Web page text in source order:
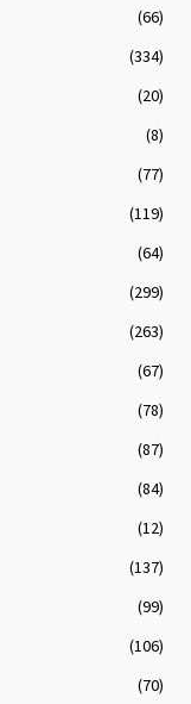
(66)
(334)
(20)
(8)
(77)
(119)
(64)
(299)
(263)
(67)
(78)
(87)
(84)
(12)
(137)
(99)
(106)
(70)